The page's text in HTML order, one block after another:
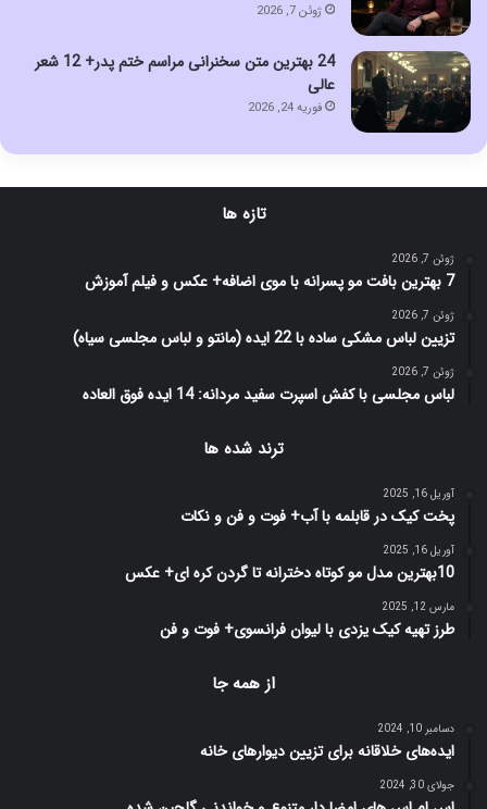
ژوئن 7, 2026
24 بهترین متن سخنرانی مراسم ختم پدر+ 12 شعر
عالی
فوریه 24, 2026
تازه ها
ژوئن 7, 2026
7 بهترین بافت مو پسرانه با موی اضافه+ عکس و فیلم آموزش
ژوئن 7, 2026
تزیین لباس مشکی ساده با 22 ایده (مانتو و لباس مجلسی سیاه)
ژوئن 7, 2026
لباس مجلسی با کفش اسپرت سفید مردانه: 14 ایده فوق العاده
ترند شده ها
آوریل 16, 2025
پخت کیک در قابلمه با آب+ فوت و فن و نکات
آوریل 16, 2025
10بهترین مدل مو کوتاه دخترانه تا گردن کره ای+ عکس
مارس 12, 2025
طرز تهیه کیک یزدی با لیوان فرانسوی+ فوت و فن
از همه جا
دسامبر 10, 2024
ایده‌های خلاقانه برای تزیین دیوارهای خانه
جولای 30, 2024